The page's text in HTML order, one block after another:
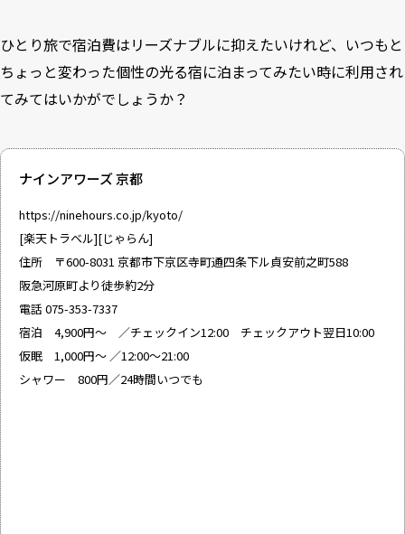
ひとり旅で宿泊費はリーズナブルに抑えたいけれど、いつもと
ちょっと変わった個性の光る宿に泊まってみたい時に利用され
てみてはいかがでしょうか？
ナインアワーズ 京都
https://ninehours.co.jp/kyoto/
[楽天トラベル][じゃらん]
住所 〒600-8031 京都市下京区寺町通四条下ル貞安前之町588
阪急河原町より徒歩約2分
電話 075-353-7337
宿泊 4,900円～ ／チェックイン12:00 チェックアウト翌日10:00
仮眠 1,000円～ ／12:00〜21:00
シャワー 800円／24時間いつでも